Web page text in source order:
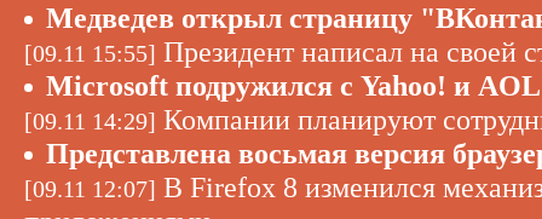
Медведев открыл страницу
[09.11 15:55] Президент написал на своей
Microsoft подружился с Yahoo! и
[09.11 14:29] Компании планируют
Представлена восьмая версия
[09.11 12:07] В Firefox 8 изменился